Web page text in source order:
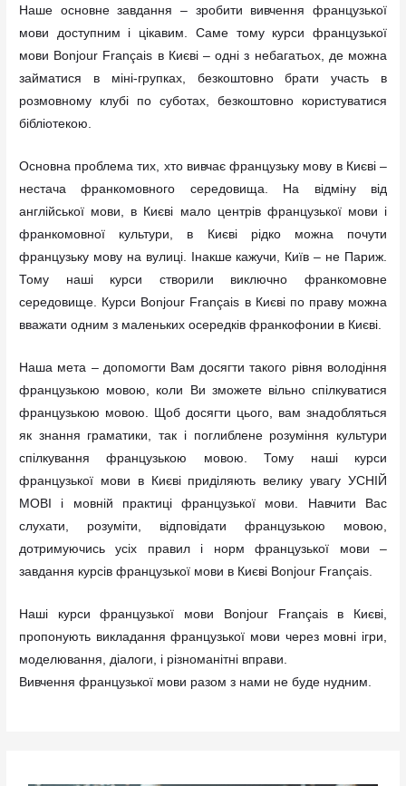
Наше основне завдання – зробити вивчення французької
мови доступним і цікавим. Саме тому курси французької
мови Bonjour Français в Києві – одні з небагатьох, де можна
займатися в міні-групках, безкоштовно брати участь в
розмовному клубі по суботах, безкоштовно користуватися
бібліотекою.
Основна проблема тих, хто вивчає французьку мову в Києві –
нестача франкомовного середовища. На відміну від
англійської мови, в Києві мало центрів французької мови і
франкомовної культури, в Києві рідко можна почути
французьку мову на вулиці. Інакше кажучи, Київ – не Париж.
Тому наші курси створили виключно франкомовне
середовище. Курси Bonjour Français в Києві по праву можна
вважати одним з маленьких осередків франкофонии в Києві.
Наша мета – допомогти Вам досягти такого рівня володіння
французькою мовою, коли Ви зможете вільно спілкуватися
французькою мовою. Щоб досягти цього, вам знадобляться
як знання граматики, так і поглиблене розуміння культури
спілкування французькою мовою. Тому наші курси
французької мови в Києві приділяють велику увагу УСНІЙ
МОВІ і мовній практиці французької мови. Навчити Вас
слухати, розуміти, відповідати французькою мовою,
дотримуючись усіх правил і норм французької мови –
завдання курсів французької мови в Києві Bonjour Français.
Наші курси французької мови Bonjour Français в Києві,
пропонують викладання французької мови через мовні ігри,
моделювання, діалоги, і різноманітні вправи.
Вивчення французької мови разом з нами не буде нудним.